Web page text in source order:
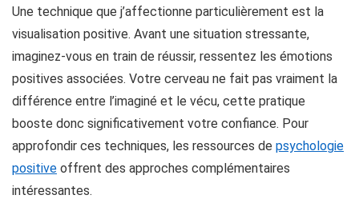
Une technique que j’affectionne particulièrement est la
visualisation positive. Avant une situation stressante,
imaginez-vous en train de réussir, ressentez les émotions
positives associées. Votre cerveau ne fait pas vraiment la
différence entre l’imaginé et le vécu, cette pratique
booste donc significativement votre confiance. Pour
approfondir ces techniques, les ressources de psychologie
positive offrent des approches complémentaires
intéressantes.